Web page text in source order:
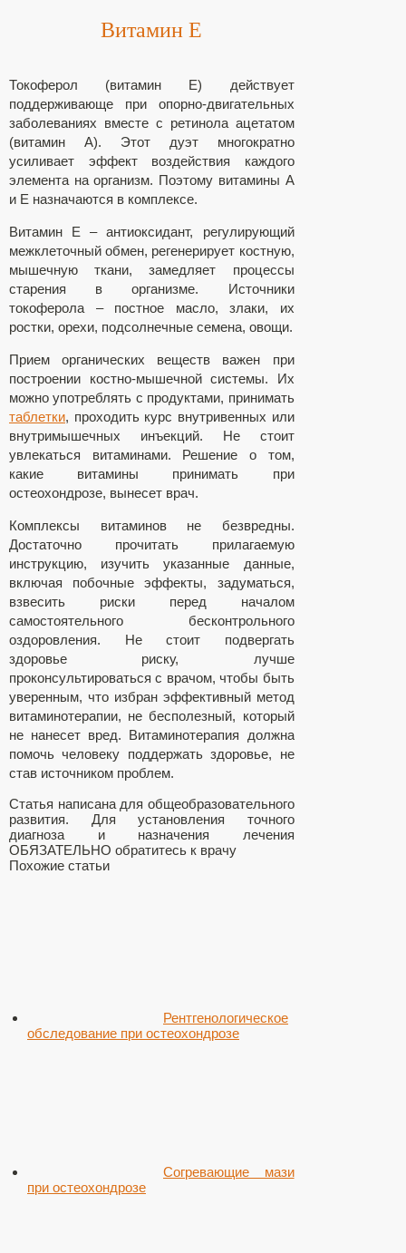
Витамин Е
Токоферол (витамин Е) действует
поддерживающе при опорно-двигательных
заболеваниях вместе с ретинола ацетатом
(витамин А). Этот дуэт многократно
усиливает эффект воздействия каждого
элемента на организм. Поэтому витамины А
и Е назначаются в комплексе.
Витамин Е – антиоксидант, регулирующий
межклеточный обмен, регенерирует костную,
мышечную ткани, замедляет процессы
старения в организме. Источники
токоферола – постное масло, злаки, их
ростки, орехи, подсолнечные семена, овощи.
Прием органических веществ важен при
построении костно-мышечной системы. Их
можно употреблять с продуктами, принимать
таблетки, проходить курс внутривенных или
внутримышечных инъекций. Не стоит
увлекаться витаминами. Решение о том,
какие витамины принимать при
остеохондрозе, вынесет врач.
Комплексы витаминов не безвредны.
Достаточно прочитать прилагаемую
инструкцию, изучить указанные данные,
включая побочные эффекты, задуматься,
взвесить риски перед началом
самостоятельного бесконтрольного
оздоровления. Не стоит подвергать
здоровье риску, лучше
проконсультироваться с врачом, чтобы быть
уверенным, что избран эффективный метод
витаминотерапии, не бесполезный, который
не нанесет вред. Витаминотерапия должна
помочь человеку поддержать здоровье, не
став источником проблем.
Статья написана для общеобразовательного
развития. Для установления точного
диагноза и назначения лечения
ОБЯЗАТЕЛЬНО обратитесь к врачу
Похожие статьи
Рентгенологическое
обследование при остеохондрозе
Согревающие мази
при остеохондрозе